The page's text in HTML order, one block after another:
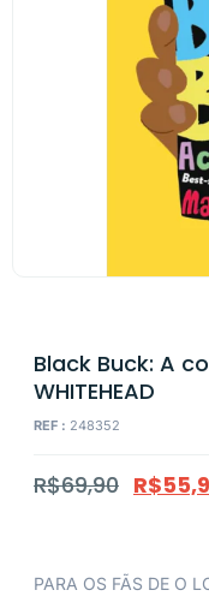
Black Buck: A
WHITEHEAD
REF : 248352
R$69,90 R$
PARA OS FÃS DE O